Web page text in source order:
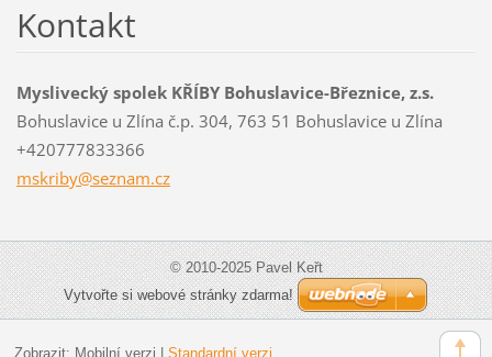
Kontakt
Myslivecký spolek KŘÍBY Bohuslavice-Březnice, z.s.
Bohuslavice u Zlína č.p. 304, 763 51 Bohuslavice u Zlína
+420777833366
mskriby@seznam.cz
© 2010-2025 Pavel Keřt
Vytvořte si webové stránky zdarma!
Zobrazit: Mobilní verzi Standardní verzi